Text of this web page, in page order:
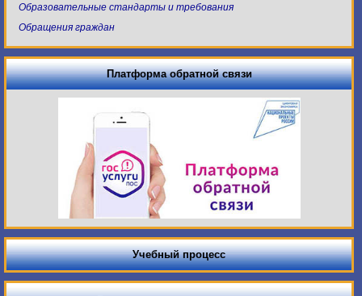
Образовательные стандарты и требования
Обращения граждан
Платформа обратной связи
Учебный процесс